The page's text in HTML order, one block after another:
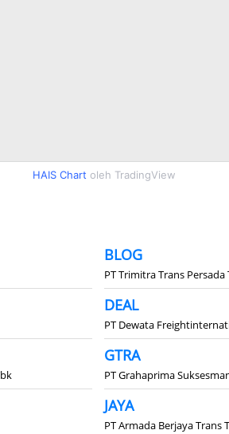
HAIS Chart oleh TradingView
BLOG
PT Trimitra Trans Persada
DEAL
PT Dewata
GTRA
PT Grahaprima
JAYA
PT Armada Berjaya Trans